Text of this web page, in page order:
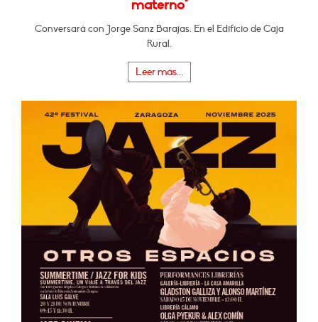
materno"
Conversará con Jorge Sanz Barajas. En el Edificio de Caja
Rural.
Leer más...